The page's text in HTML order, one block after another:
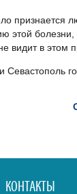
признается
этой
видит в этом
Севастополь
КОНТАКТЫ